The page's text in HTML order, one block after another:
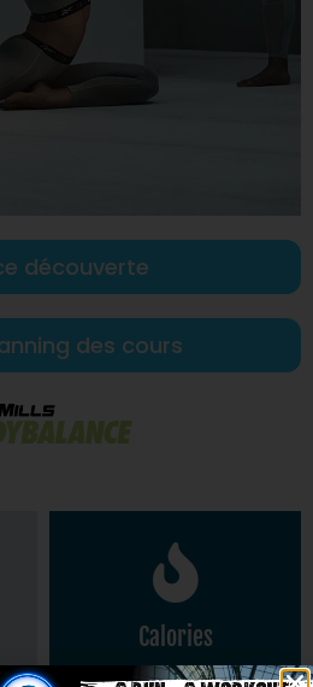
découverte
des cours
Calories